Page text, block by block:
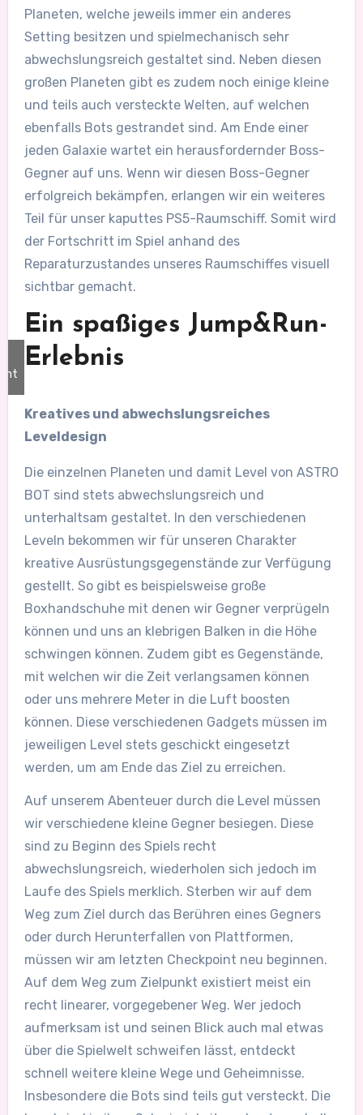
Planeten, welche jeweils immer ein anderes
Setting besitzen und spielmechanisch sehr
abwechslungsreich gestaltet sind. Neben diesen
großen Planeten gibt es zudem noch einige kleine
und teils auch versteckte Welten, auf welchen
ebenfalls Bots gestrandet sind. Am Ende einer
jeden Galaxie wartet ein herausfordernder Boss-
Gegner auf uns. Wenn wir diesen Boss-Gegner
erfolgreich bekämpfen, erlangen wir ein weiteres
Teil für unser kaputtes PS5-Raumschiff. Somit wird
der Fortschritt im Spiel anhand des
Reparaturzustandes unseres Raumschiffes visuell
sichtbar gemacht.
Ein spaßiges Jump&Run-
Erlebnis
Kreatives und abwechslungsreiches
Leveldesign
Die einzelnen Planeten und damit Level von ASTRO
BOT sind stets abwechslungsreich und
unterhaltsam gestaltet. In den verschiedenen
Leveln bekommen wir für unseren Charakter
kreative Ausrüstungsgegenstände zur Verfügung
gestellt. So gibt es beispielsweise große
Boxhandschuhe mit denen wir Gegner verprügeln
können und uns an klebrigen Balken in die Höhe
schwingen können. Zudem gibt es Gegenstände,
mit welchen wir die Zeit verlangsamen können
oder uns mehrere Meter in die Luft boosten
können. Diese verschiedenen Gadgets müssen im
jeweiligen Level stets geschickt eingesetzt
werden, um am Ende das Ziel zu erreichen.
Auf unserem Abenteuer durch die Level müssen
wir verschiedene kleine Gegner besiegen. Diese
sind zu Beginn des Spiels recht
abwechslungsreich, wiederholen sich jedoch im
Laufe des Spiels merklich. Sterben wir auf dem
Weg zum Ziel durch das Berühren eines Gegners
oder durch Herunterfallen von Plattformen,
müssen wir am letzten Checkpoint neu beginnen.
Auf dem Weg zum Zielpunkt existiert meist ein
recht linearer, vorgegebener Weg. Wer jedoch
aufmerksam ist und seinen Blick auch mal etwas
über die Spielwelt schweifen lässt, entdeckt
schnell weitere kleine Wege und Geheimnisse.
Insbesondere die Bots sind teils gut versteckt. Die